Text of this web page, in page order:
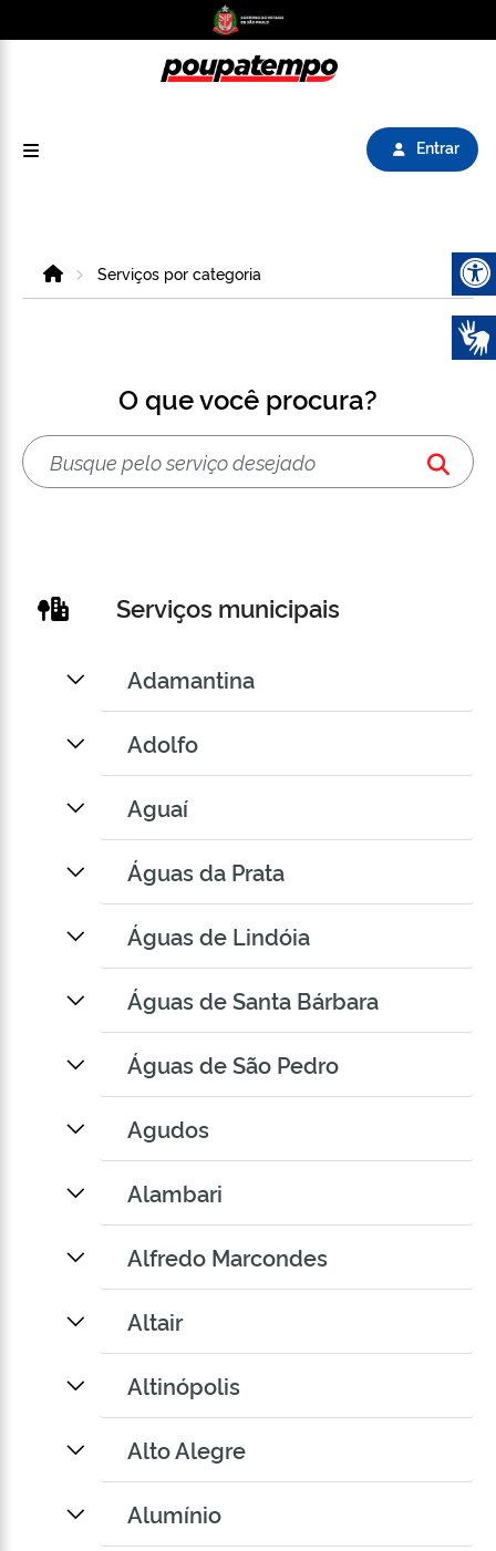
Entrar
HomeServiços por categoria
O que você procura?
Serviços municipais
Adamantina
Adolfo
Aguaí
Águas da Prata
Águas de Lindóia
Águas de Santa Bárbara
Águas de São Pedro
Agudos
Alambari
Alfredo Marcondes
Altair
Altinópolis
Alto Alegre
Alumínio